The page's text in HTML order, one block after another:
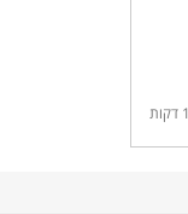
דקות